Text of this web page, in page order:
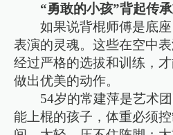
“勇敢的小孩”背起传
如果说背棍师傅是底
表演的灵魂。这些在空中
经过严格的选拔和训练，
做出优美的动作。
54岁的常建萍是艺术
能上棍的孩子，体重必须